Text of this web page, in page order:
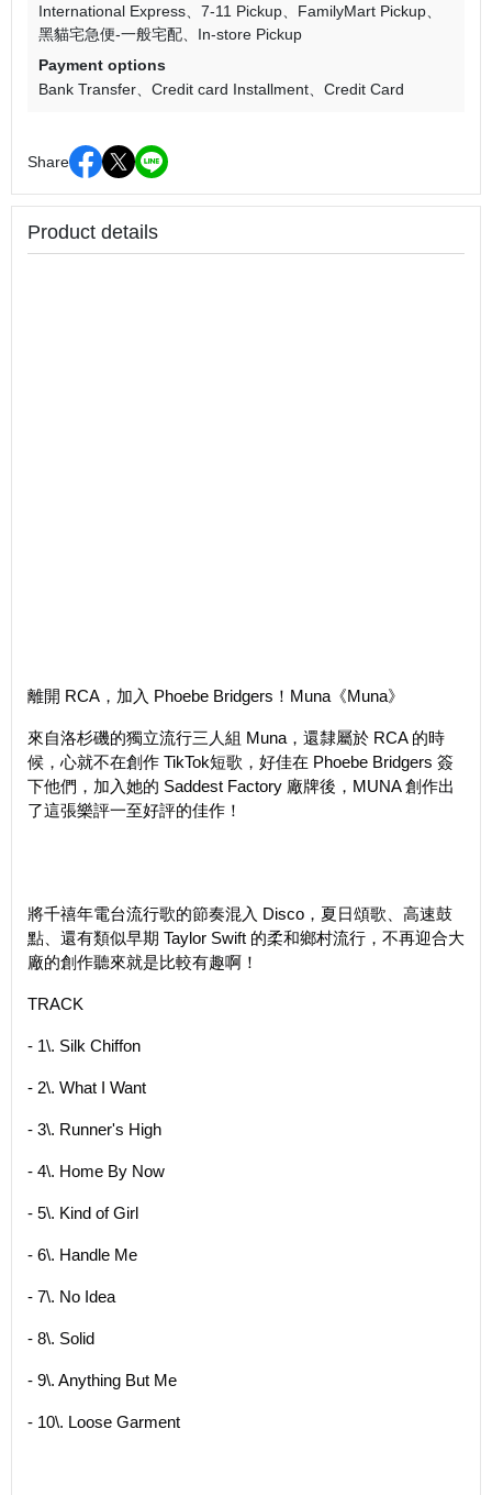
International Express
7-11 Pickup
FamilyMart Pickup
黑貓宅急便-一般宅配
In-store Pickup
Payment options
Bank Transfer
Credit card Installment Credit Card
Share
Product details
離開 RCA，加入 Phoebe Bridgers！Muna《Muna》
來自洛杉磯的獨立流行三人組 Muna，還隸屬於 RCA 的時
候，心就不在創作 TikTok短歌，好佳在 Phoebe Bridgers 簽
下他們，加入她的 Saddest Factory 廠牌後，MUNA 創作出
了這張樂評一至好評的佳作！
將千禧年電台流行歌的節奏混入 Disco，夏日頌歌、高速鼓
點、還有類似早期 Taylor Swift 的柔和鄉村流行，不再迎合大
廠的創作聽來就是比較有趣啊！
TRACK
- 1\. Silk Chiffon
- 2\. What I Want
- 3\. Runner's High
- 4\. Home By Now
- 5\. Kind of Girl
- 6\. Handle Me
- 7\. No Idea
- 8\. Solid
- 9\. Anything But Me
- 10\. Loose Garment